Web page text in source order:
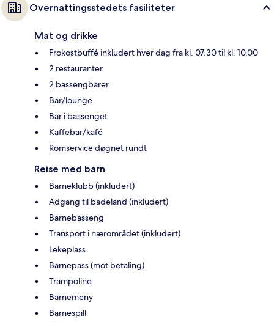
Overnattingsstedets fasiliteter
Mat og drikke
Frokostbuffé inkludert hver dag fra kl. 07.30 til kl. 10.00
2 restauranter
2 bassengbarer
Bar/lounge
Bar i bassenget
Kaffebar/kafé
Romservice døgnet rundt
Reise med barn
Barneklubb (inkludert)
Adgang til badeland (inkludert)
Barnebasseng
Transport i nærområdet (inkludert)
Lekeplass
Barnepass (mot betaling)
Trampoline
Barnemeny
Barnespill